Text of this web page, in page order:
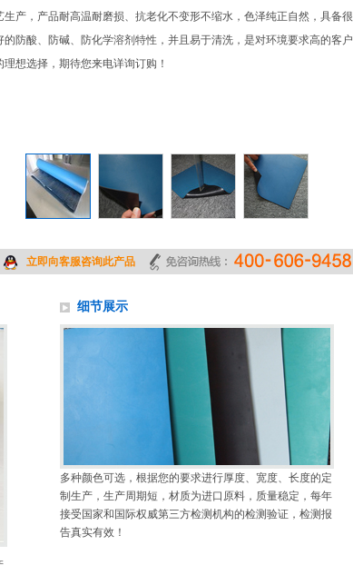
生产，产品耐高温耐磨损、抗老化不变形不缩水，色泽纯正自然，具备很
的防酸、防碱、防化学溶剂特性，并且易于清洗，是对环境要求高的客户
理想选择，期待您来电详询订购！
立即向客服咨询此产品
细节展示
多种颜色可选，根据您的要求进行厚度、宽度、长度的定
制生产，生产周期短，材质为进口原料，质量稳定，每年
接受国家和国际权威第三方检测机构的检测验证，检测报
告真实有效！